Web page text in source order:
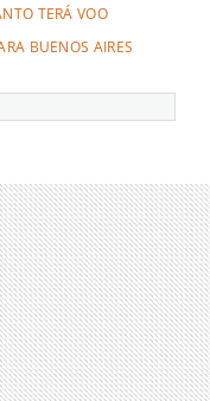
TERÁ VOO
BUENOS AIRES